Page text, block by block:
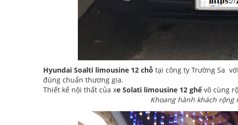
Hyundai Soalti limousine 12 chỗ tại công ty Trường Sa
đúng chuẩn thương gia.
Thiết kế nội thất của xe Solati limousine 12 ghếvô cùng
Khoang hành khách rộng